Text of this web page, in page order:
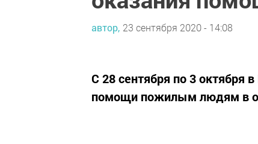
автор, 23 сентября 2020 - 14:08
С 28 сентября по 3 октября
помощи пожилым людям в